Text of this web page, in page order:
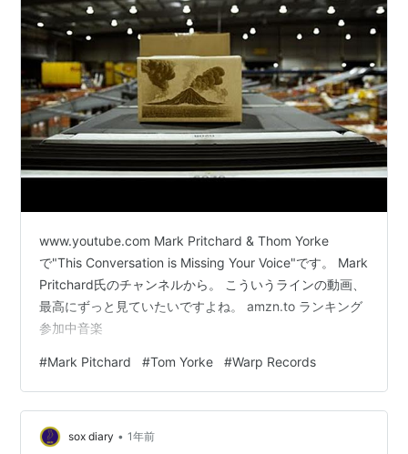
www.youtube.com Mark Pritchard & Thom Yorke
で"This Conversation is Missing Your Voice"です。 Mark
Pritchard氏のチャンネルから。 こういうラインの動画、
最高にずっと見ていたいですよね。 amzn.to ランキング
参加中音楽
#Mark Pitchard #Tom Yorke #Warp Records
sox diary • 1年前